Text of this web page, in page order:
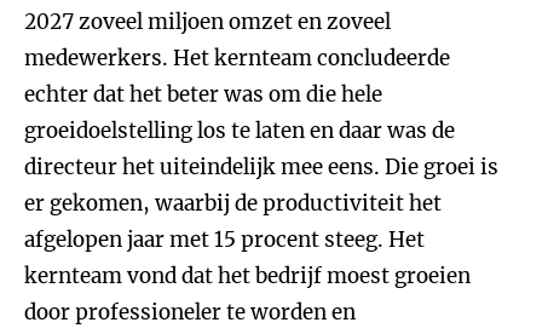
2027 zoveel miljoen omzet en zoveel
medewerkers. Het kernteam concludeerde
echter dat het beter was om die hele
groeidoelstelling los te laten en daar was de
directeur het uiteindelijk mee eens. Die groei is
er gekomen, waarbij de productiviteit het
afgelopen jaar met 15 procent steeg. Het
kernteam vond dat het bedrijf moest groeien
door professioneler te worden en